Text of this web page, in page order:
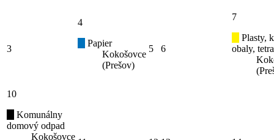
3
4
Papier
Kokošovce
(Prešov)
5 6
7
Plasty,
obaly,
10
Komunálny
domový odpad
Kokošovce